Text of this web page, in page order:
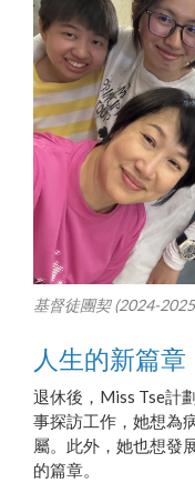
基督徒團契 (2024-
人生的新篇章
退休後，Miss Tse計
事探訪工作，她想為
屬。此外，她也想發
的篇章。